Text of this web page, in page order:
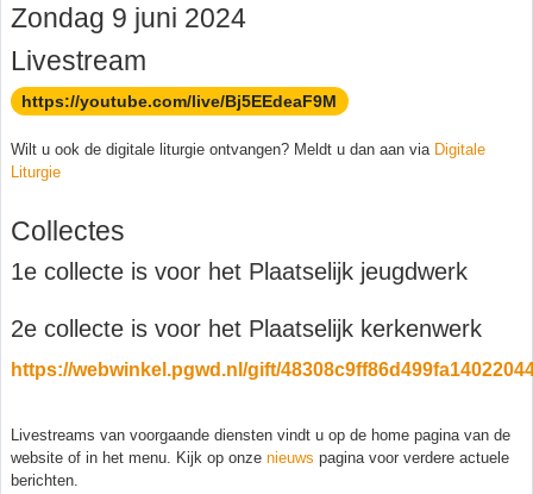
Zondag 9 juni 2024
Livestream
https://youtube.com/live/Bj5EEdeaF9M
Wilt u ook de digitale liturgie ontvangen? Meldt u dan aan via Digitale
Liturgie
Collectes
1e collecte is voor het Plaatselijk jeugdwerk
2e collecte is voor het Plaatselijk kerkenwerk
https://webwinkel.pgwd.nl/gift/
Livestreams van voorgaande diensten vindt u op de home pagina van de
website of in het menu. Kijk op onze nieuws pagina voor verdere actuele
berichten.